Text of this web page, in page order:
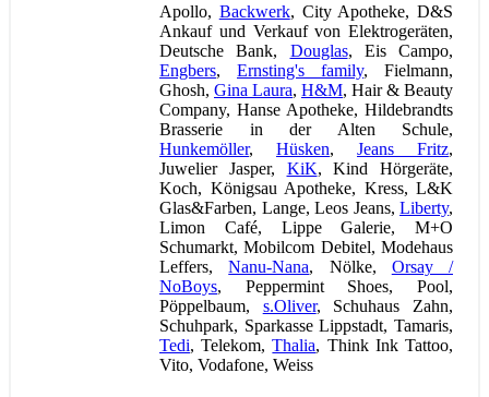
Apollo, Backwerk, City Apotheke, D&S
Ankauf und Verkauf von Elektrogeräten,
Deutsche Bank, Douglas, Eis Campo,
Engbers, Ernsting's family, Fielmann,
Ghosh, Gina Laura, H&M, Hair & Beauty
Company, Hanse Apotheke, Hildebrandts
Brasserie in der Alten Schule,
Hunkemöller, Hüsken, Jeans Fritz,
Juwelier Jasper, KiK, Kind Hörgeräte,
Koch, Königsau Apotheke, Kress, L&K
Glas&Farben, Lange, Leos Jeans, Liberty,
Limon Café, Lippe Galerie, M+O
Schumarkt, Mobilcom Debitel, Modehaus
Leffers,Nanu-Nana, Nölke, Orsay /
NoBoys, Peppermint Shoes, Pool,
Pöppelbaum, s.Oliver, Schuhaus Zahn,
Schuhpark, Sparkasse Lippstadt, Tamaris,
Tedi, Telekom,Thalia, Think Ink Tattoo,
Vito, Vodafone, Weiss